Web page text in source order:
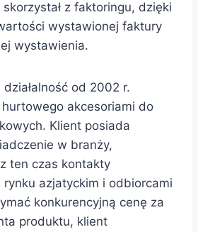
z faktoringu, dzięki
wystawionej faktury
wystawienia.
działalność od 2002 r.
akcesoriami do
Klient posiada
w branży,
ten czas kontakty
azjatyckim i odbiorcami
konkurencyjną cenę za
produktu, klient